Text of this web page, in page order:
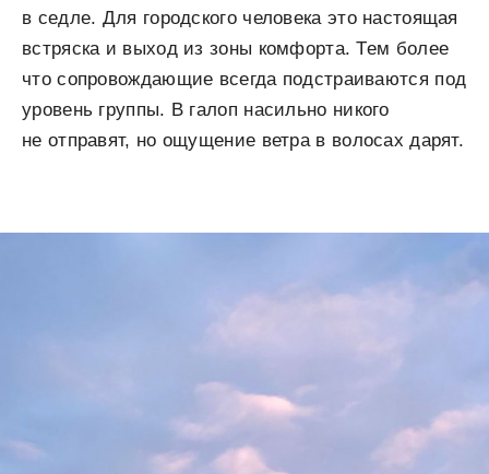
в седле. Для городского человека это настоящая
встряска и выход из зоны комфорта. Тем более
что сопровождающие всегда подстраиваются под
уровень группы. В галоп насильно никого
не отправят, но ощущение ветра в волосах дарят.